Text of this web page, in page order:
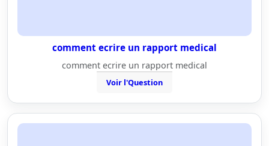
comment ecrire un rapport medical
comment ecrire un rapport medical
Voir l'Question